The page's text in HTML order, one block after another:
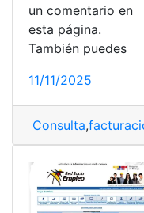
un comentario en
esta página.
También puedes
11/11/2025
Consulta,